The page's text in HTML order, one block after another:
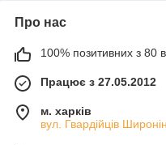
Про нас
100% позитивних з 80
Працює з 27.05.2012
м. харків
вул. Гвардійців